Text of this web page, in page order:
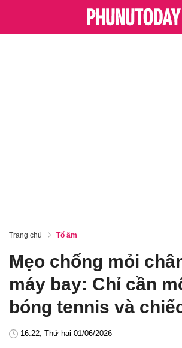
Trang chủ Tổ ấm
Mẹo chống mỏi
máy bay: Chỉ cần
bóng tennis và
16:22, Thứ hai 01/06/2026